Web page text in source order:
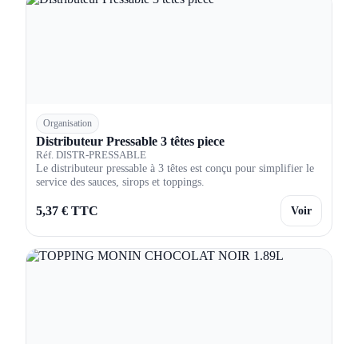
Organisation
Distributeur Pressable 3 têtes piece
Réf. DISTR-PRESSABLE
Le distributeur pressable à 3 têtes est conçu pour simplifier le
service des sauces, sirops et toppings.
5,37 € TTC Voir